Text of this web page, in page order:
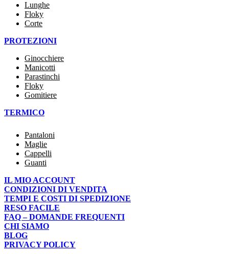
Lunghe
Floky
Corte
PROTEZIONI
Ginocchiere
Manicotti
Parastinchi
Floky
Gomitiere
TERMICO
Pantaloni
Maglie
Cappelli
Guanti
IL MIO ACCOUNT
CONDIZIONI DI VENDITA
TEMPI E COSTI DI SPEDIZIONE
RESO FACILE
FAQ – DOMANDE FREQUENTI
CHI SIAMO
BLOG
PRIVACY POLICY